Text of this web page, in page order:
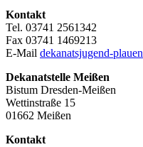
Kontakt
Tel. 03741 2561342
Fax 03741 1469213
E-Mail dekanatsjugend-
Dekanatstelle Meißen
Bistum Dresden-Meißen
Wettinstraße 15
01662 Meißen
Kontakt